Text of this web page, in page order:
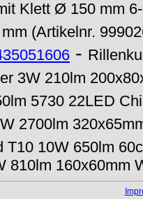
Klett Ø 150 mm
(Artikelnr.
-
3W 210lm
5730 22LED
2700lm
T10 10W 650lm
810lm 160x60mm